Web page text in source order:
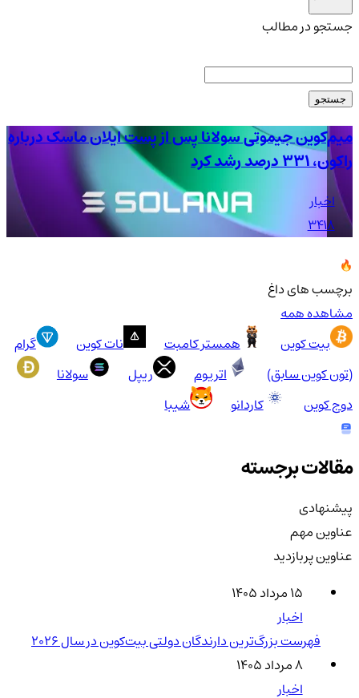
جستجو در مطالب
جستجو
میم‌کوین جیموتی سولانا پس از پست ایلان ماسک درباره
راکون، ۳۳۱ درصد رشد کرد
اخبار
3418
برچسب های داغ
مشاهده همه
بیت کوین
همستر کامبت نات کوین
گرام
(تون کوین سابق)
اتریوم ریپل
سولانا
دوج کوین
کاردانو شیبا
مقالات برجسته
پیشنهادی
عناوین مهم
عناوین پربازدید
۱۵ مرداد ۱۴۰۵
اخبار
فهرست بزرگ‌ترین دارندگان دولتی بیت‌کوین در سال 2026
۸ مرداد ۱۴۰۵
اخبار